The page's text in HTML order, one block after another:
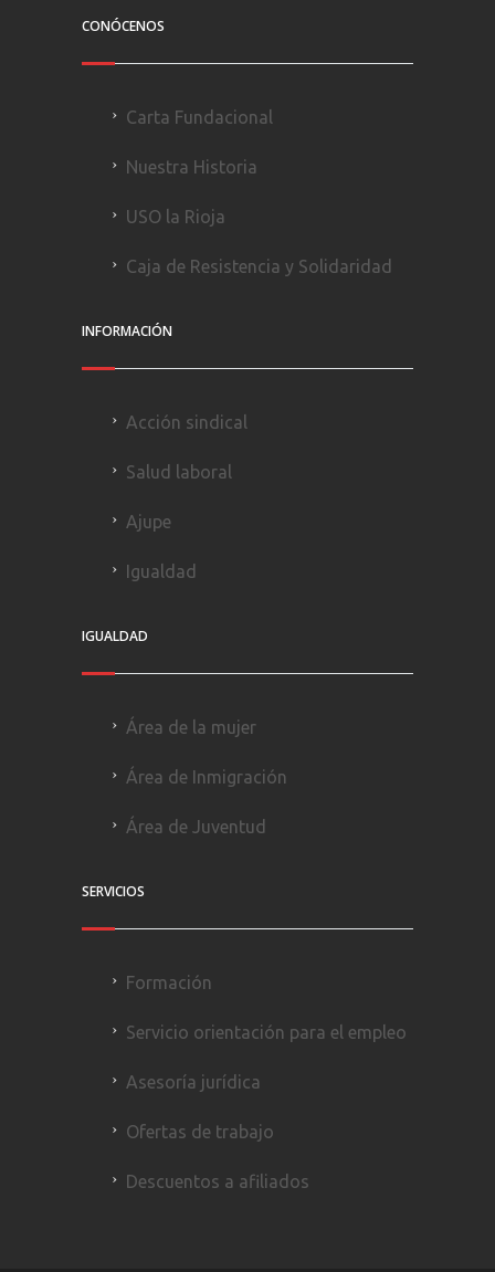
CONÓCENOS
Carta Fundacional
Nuestra Historia
USO la Rioja
Caja de Resistencia y Solidaridad
INFORMACIÓN
Acción sindical
Salud laboral
Ajupe
Igualdad
IGUALDAD
Área de la mujer
Área de Inmigración
Área de Juventud
SERVICIOS
Formación
Servicio orientación para el empleo
Asesoría jurídica
Ofertas de trabajo
Descuentos a afiliados